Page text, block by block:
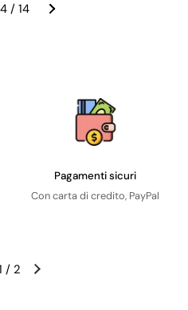
/ 14
Pagamenti sicuri
Con carta di credito, PayPal
/ 2